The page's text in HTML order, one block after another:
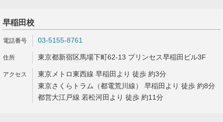
早稲田校
03-5155-8761
東京都新宿区馬場下町62-13 プリンセス早稲田ビル3F
東京メトロ東西線 早稲田より 徒歩 約3分
東京さくらトラム（都電荒川線） 早稲田より 徒歩 約8分
都営大江戸線 若松河田より 徒歩 約11分